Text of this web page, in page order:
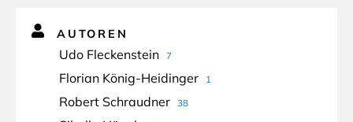
AUTOREN
Udo Fleckenstein 7
Florian König-Heidinger 1
Robert Schraudner 38